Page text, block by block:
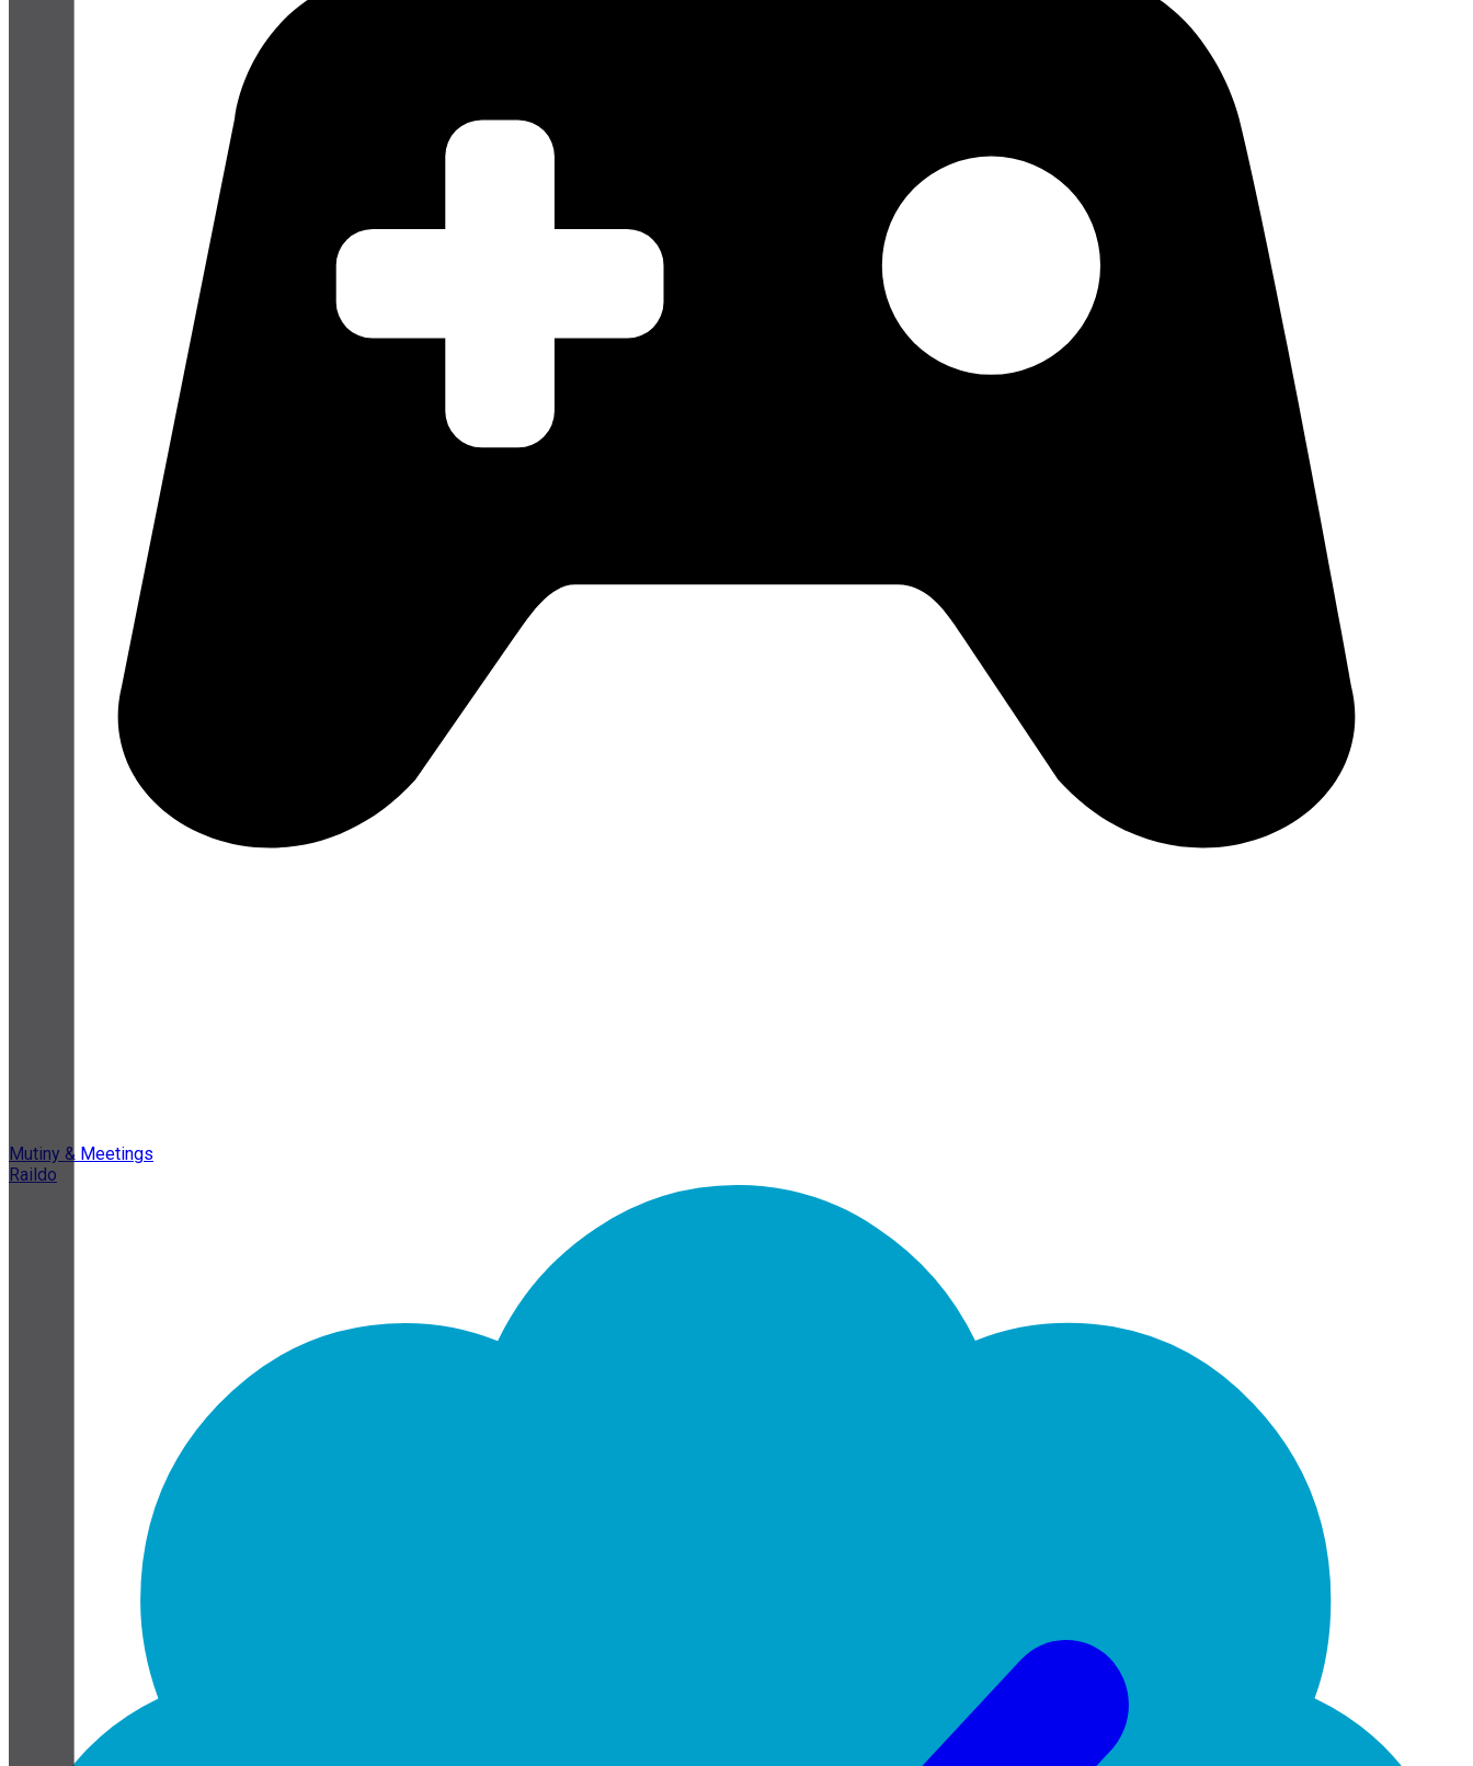
Mutiny & Meetings
Raildo